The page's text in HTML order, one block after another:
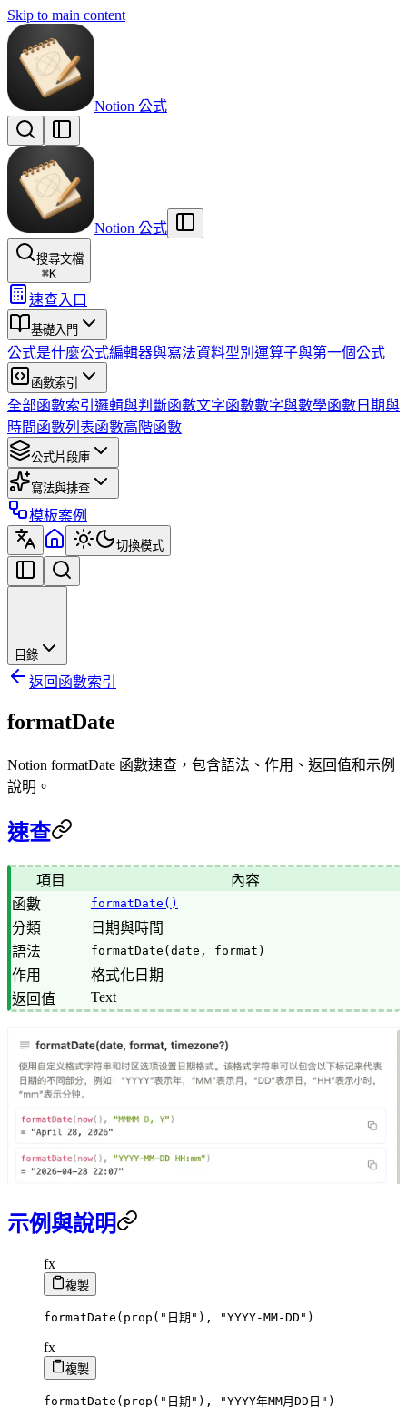
Skip to main content
Notion 公式
Notion 公式
搜尋文檔
⌘K
速查入口
基礎入門
公式是什麼公式編輯器與寫法資料型別 運算子與第一個公式
函數索引
全部函數索引 邏輯與判斷函數文字函數數字與數學函數 日期與
時間函數列表函數高階函數
公式片段庫
寫法與排查
模板案例
切換模式
目錄
返回函數索引
formatDate
Notion formatDate 函數速查，包含語法、作用、返回值和示例
說明。
速查
項目
內容
函數
formatDate()
分類
日期與時間
語法
formatDate(date, format)
作用
格式化日期
返回值
Text
示例與說明
fx
複製
formatDate ( prop ( "日期" ) , "YYYY-MM-DD" )
fx
複製
formatDate ( prop ( "日期" ) , "YYYY年MM月DD日" )